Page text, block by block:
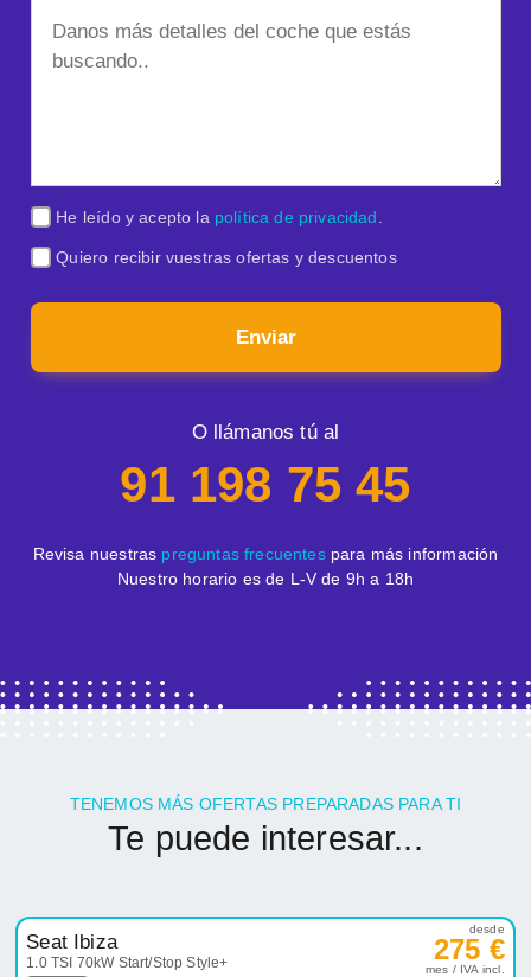
He leído y acepto lapolítica de privacidad.
Quiero recibir vuestras ofertas y descuentos
91 198 75 45
Gasolina